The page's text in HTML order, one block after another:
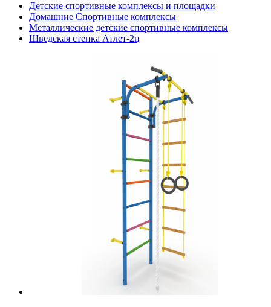
Детские спортивные комплексы и площадки
Домашние Спортивные комплексы
Металлические детские спортивные комплексы
Шведская стенка Атлет-2ц